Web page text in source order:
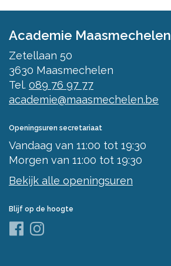
Academie Maasmechelen
Zetellaan 50
3630 Maasmechelen
Tel. 089 76 97 77
academie@maasmechelen.be
Openingsuren secretariaat
Vandaag van 11:00 tot 19:30
Morgen van 11:00 tot 19:30
Bekijk alle openingsuren
Blijf op de hoogte
Facebook
Instagram